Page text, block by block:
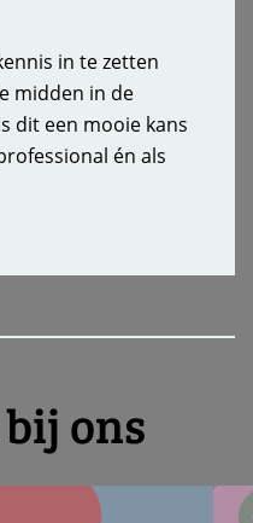
in te zetten
midden in de
dit een mooie kans
én als
ons